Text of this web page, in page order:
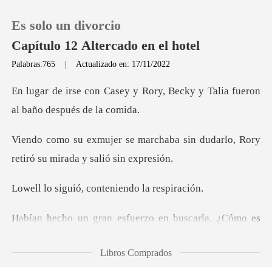
0
Historia
Es solo un divorcio
Capítulo 12 Altercado en el hotel
Palabras:765 | Actualizado en: 17/11/2022
Rory, Becky y Talia fueron
aba sin dudarlo, Rory
retiró su
ó, conteniendo
rla. ¿Cómo es
Libros Comprados